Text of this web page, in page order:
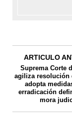
ARTICULO
Suprema Corte
agiliza resolución
adopta
erradicación
mora